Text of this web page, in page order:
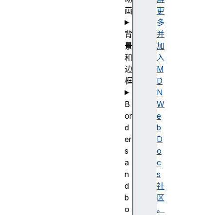
更
多
并
加
入
M
D
N
W
e
b
D
o
c
s
社
区
。
画
背
景
和
边
框
B
or
d
er
s
a
n
d
b
o